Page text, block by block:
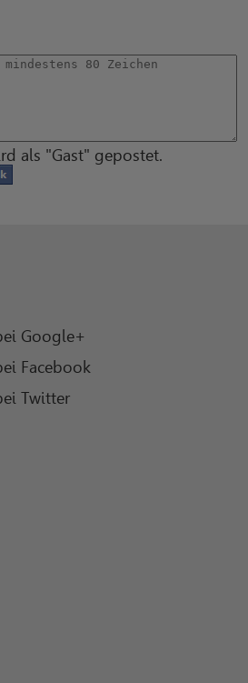
als "Gast" gepostet.
Google+
Facebook
Twitter